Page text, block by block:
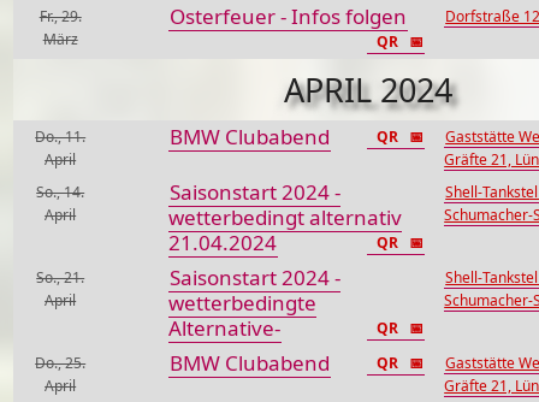
Fr., 29.
März
Osterfeuer - Infos folgen
📅
QR
Dorfstraße
APRIL 2024
Do., 11.
April
BMW Clubabend 📅
QR
Gaststätte
Gräfte 21,
So., 14.
April
Saisonstart 2024 -
wetterbedingt alternativ
21.04.2024
📅
QR
Shell-
Schumacher-
So., 21.
April
Saisonstart 2024 -
wetterbedingte
Alternative-
📅
QR
Shell-
Schumacher-
Do., 25.
April
BMW Clubabend 📅
QR
Gaststätte
Gräfte 21,